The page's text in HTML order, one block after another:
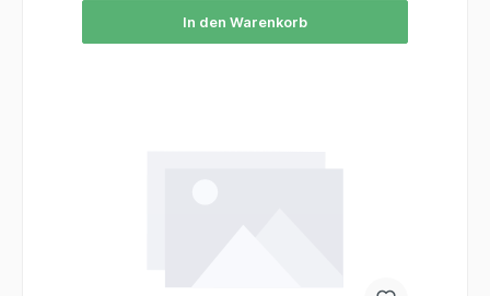
In den Warenkorb